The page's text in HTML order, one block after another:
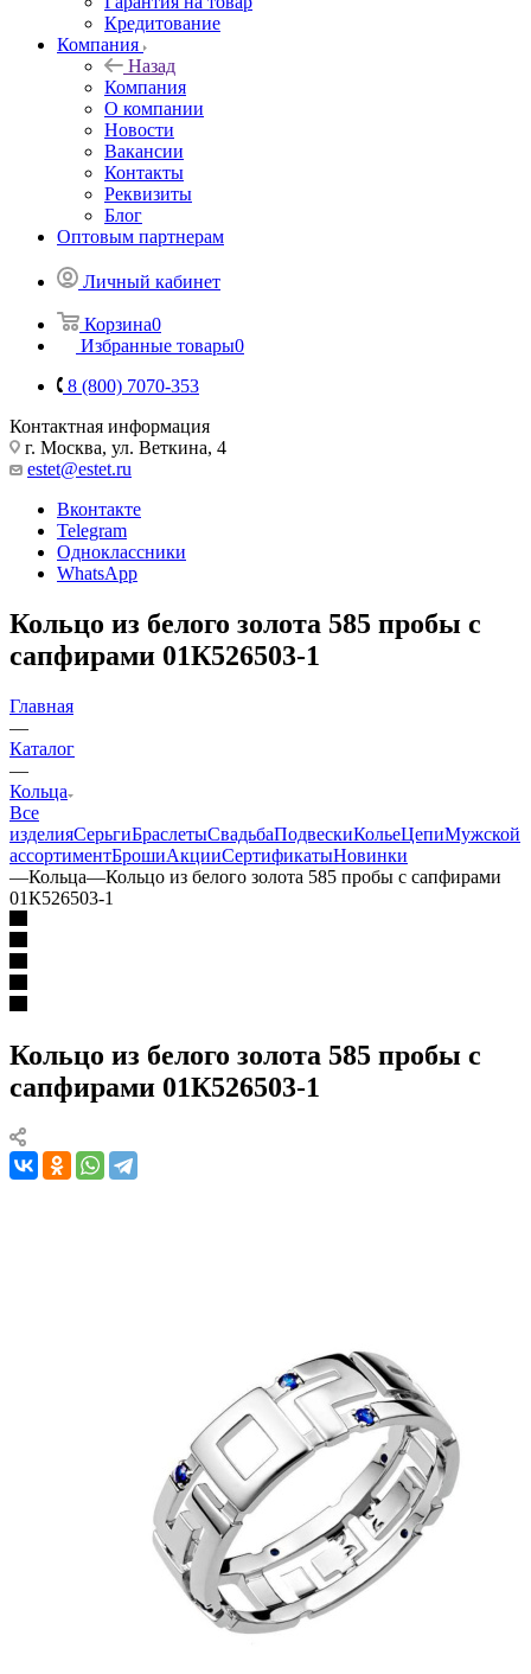
Кредитование
Компания
Назад
Компания
О компании
Новости
Вакансии
Контакты
Реквизиты
Блог
Оптовым партнерам
Личный кабинет
Корзина0
Избранные товары0
8 (800) 7070-353
Контактная информация
г. Москва, ул. Веткина, 4
estet@estet.ru
Вконтакте
Telegram
Одноклассники
WhatsApp
Кольцо из белого золота 585 пробы с
сапфирами 01К526503-1
Главная
—
Каталог
—
Кольца
Все
изделияСерьгиБраслетыСвадьбаПодвескиКольеЦепиМужской
ассортиментБрошиАкцииСертификатыНовинки
—Кольца—Кольцо из белого золота 585 пробы с сапфирами
01К526503-1
Кольцо из белого золота 585 пробы с
сапфирами 01К526503-1